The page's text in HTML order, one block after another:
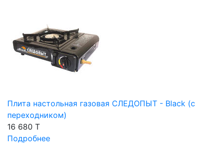
Плита настольная газовая СЛЕДОПЫТ - Black (с
переходником)
16 680 T
Подробнее